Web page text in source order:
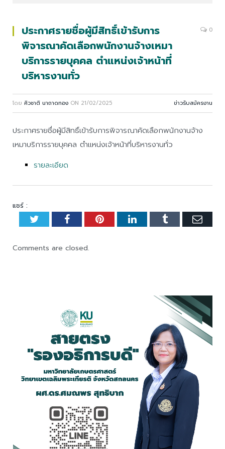
ประกาศรายชื่อผู้มีสิทธิ์เข้ารับการ
พิจารณาคัดเลือกพนักงานจ้างเหมา
บริการรายบุคคล ตำแหน่งเจ้าหน้าที่
บริหารงานทั่ว
0
โดย ศิวชาติ นาถาดทอง ON 21/02/2025 ข่าวรับสมัครงาน
ประกาศรายชื่อผู้มีสิทธิ์เข้ารับการพิจารณาคัดเลือกพนักงานจ้าง
เหมาบริการรายบุคคล ตำแหน่งเจ้าหน้าที่บริหารงานทั่ว
รายละเอียด
แชร์ :
TwitterFacebookPinterestLinkedInTumblr
Comments are closed.